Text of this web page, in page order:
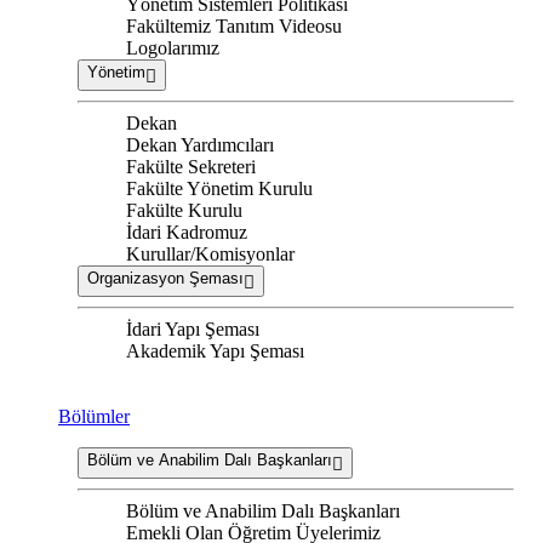
Yönetim Sistemleri Politikası
Fakültemiz Tanıtım Videosu
Logolarımız
Yönetim
Dekan
Dekan Yardımcıları
Fakülte Sekreteri
Fakülte Yönetim Kurulu
Fakülte Kurulu
İdari Kadromuz
Kurullar/Komisyonlar
Organizasyon Şeması
İdari Yapı Şeması
Akademik Yapı Şeması
Bölümler
Bölüm ve Anabilim Dalı Başkanları
Bölüm ve Anabilim Dalı Başkanları
Emekli Olan Öğretim Üyelerimiz